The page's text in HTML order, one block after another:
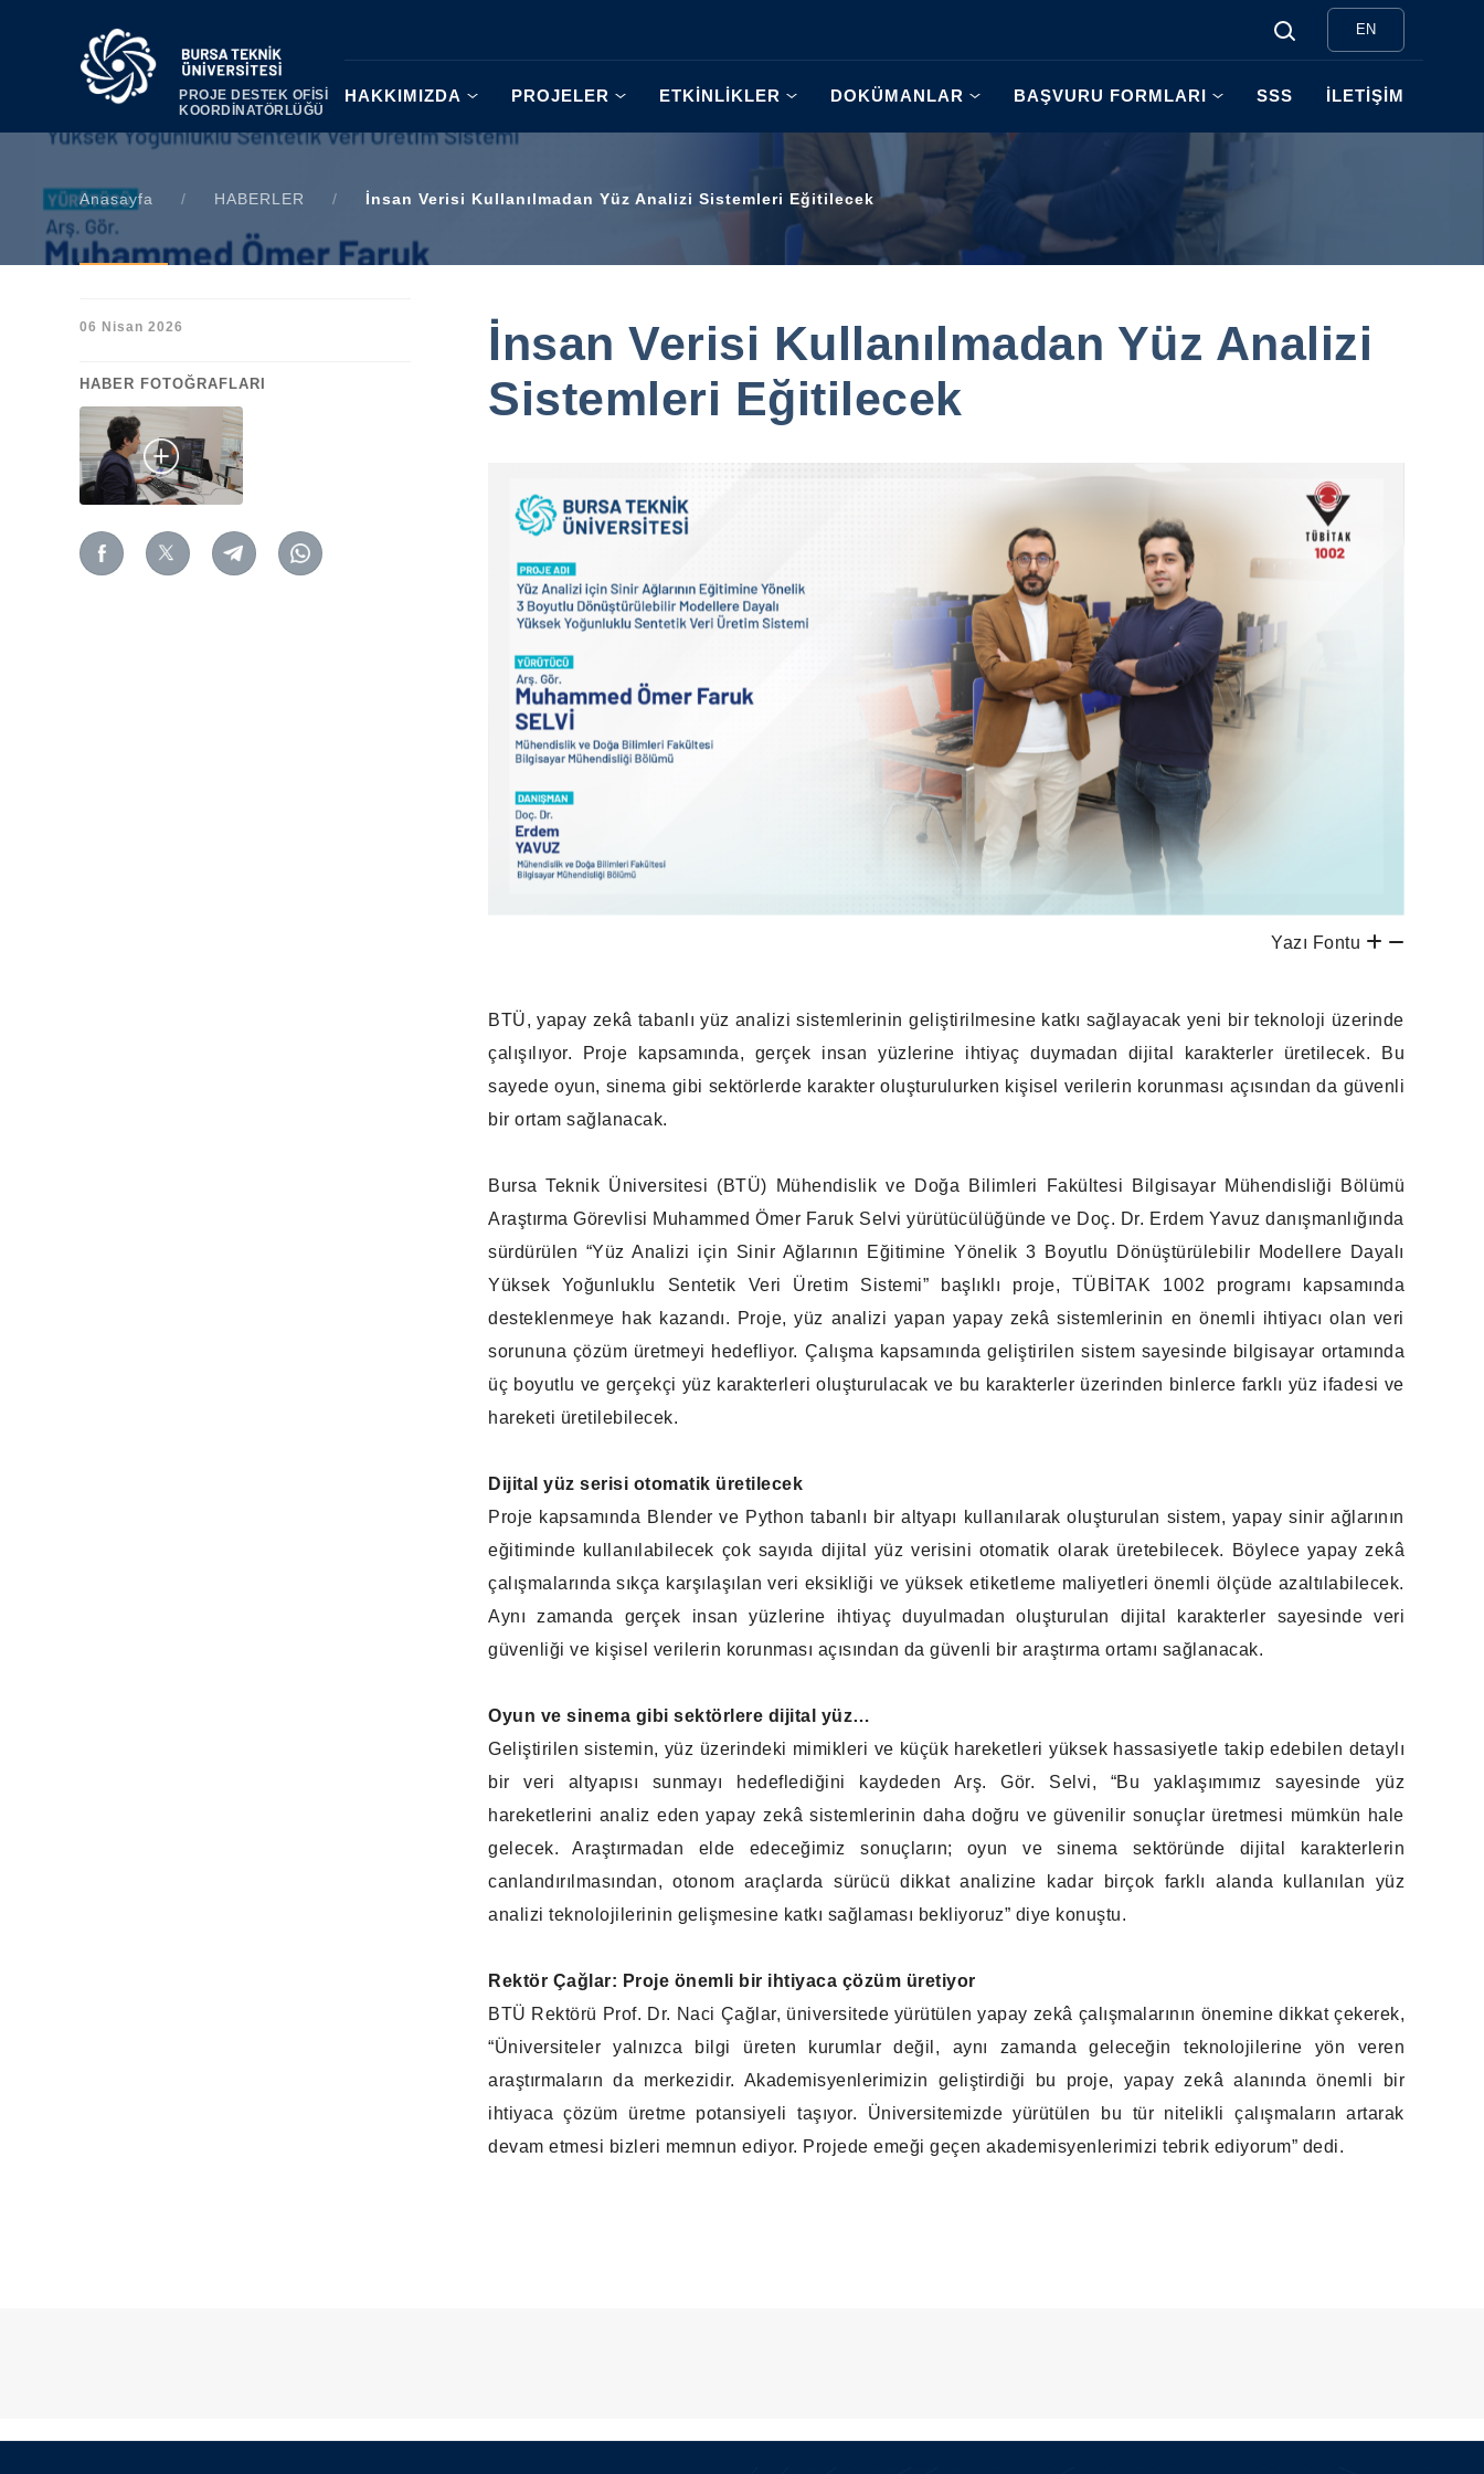
PROJE DESTEK OFİSİ
KOORDİNATÖRLÜĞÜ
EN
| HAKKIMIZDA PROJELER ETKİNLİKLER DOKÜMANLAR BAŞVURU FORMLARI SSS İLETİŞİM
Anasayfa / HABERLER / İnsan Verisi Kullanılmadan Yüz Analizi Sistemleri Eğitilecek
İnsan Verisi Kullanılmadan Yüz Analizi
Sistemleri Eğitilecek
Yazı Fontu
BTÜ, yapay zekâ tabanlı yüz analizi sistemlerinin geliştirilmesine katkı sağlayacak yeni bir teknoloji üzerinde
çalışılıyor. Proje kapsamında, gerçek insan yüzlerine ihtiyaç duymadan dijital karakterler üretilecek. Bu
sayede oyun, sinema gibi sektörlerde karakter oluşturulurken kişisel verilerin korunması açısından da güvenli
bir ortam sağlanacak.
Bursa Teknik Üniversitesi (BTÜ) Mühendislik ve Doğa Bilimleri Fakültesi Bilgisayar Mühendisliği Bölümü
Araştırma Görevlisi Muhammed Ömer Faruk Selvi yürütücülüğünde ve Doç. Dr. Erdem Yavuz danışmanlığında
sürdürülen “Yüz Analizi için Sinir Ağlarının Eğitimine Yönelik 3 Boyutlu Dönüştürülebilir Modellere Dayalı
Yüksek Yoğunluklu Sentetik Veri Üretim Sistemi” başlıklı proje, TÜBİTAK 1002 programı kapsamında
desteklenmeye hak kazandı. Proje, yüz analizi yapan yapay zekâ sistemlerinin en önemli ihtiyacı olan veri
sorununa çözüm üretmeyi hedefliyor. Çalışma kapsamında geliştirilen sistem sayesinde bilgisayar ortamında
üç boyutlu ve gerçekçi yüz karakterleri oluşturulacak ve bu karakterler üzerinden binlerce farklı yüz ifadesi ve
hareketi üretilebilecek.
Dijital yüz serisi otomatik üretilecek
Proje kapsamında Blender ve Python tabanlı bir altyapı kullanılarak oluşturulan sistem, yapay sinir ağlarının
eğitiminde kullanılabilecek çok sayıda dijital yüz verisini otomatik olarak üretebilecek. Böylece yapay zekâ
çalışmalarında sıkça karşılaşılan veri eksikliği ve yüksek etiketleme maliyetleri önemli ölçüde azaltılabilecek.
Aynı zamanda gerçek insan yüzlerine ihtiyaç duyulmadan oluşturulan dijital karakterler sayesinde veri
güvenliği ve kişisel verilerin korunması açısından da güvenli bir araştırma ortamı sağlanacak.
Oyun ve sinema gibi sektörlere dijital yüz…
Geliştirilen sistemin, yüz üzerindeki mimikleri ve küçük hareketleri yüksek hassasiyetle takip edebilen detaylı
bir veri altyapısı sunmayı hedeflediğini kaydeden Arş. Gör. Selvi, “Bu yaklaşımımız sayesinde yüz
hareketlerini analiz eden yapay zekâ sistemlerinin daha doğru ve güvenilir sonuçlar üretmesi mümkün hale
gelecek. Araştırmadan elde edeceğimiz sonuçların; oyun ve sinema sektöründe dijital karakterlerin
canlandırılmasından, otonom araçlarda sürücü dikkat analizine kadar birçok farklı alanda kullanılan yüz
analizi teknolojilerinin gelişmesine katkı sağlaması bekliyoruz” diye konuştu.
Rektör Çağlar: Proje önemli bir ihtiyaca çözüm üretiyor
BTÜ Rektörü Prof. Dr. Naci Çağlar, üniversitede yürütülen yapay zekâ çalışmalarının önemine dikkat çekerek,
“Üniversiteler yalnızca bilgi üreten kurumlar değil, aynı zamanda geleceğin teknolojilerine yön veren
araştırmaların da merkezidir. Akademisyenlerimizin geliştirdiği bu proje, yapay zekâ alanında önemli bir
ihtiyaca çözüm üretme potansiyeli taşıyor. Üniversitemizde yürütülen bu tür nitelikli çalışmaların artarak
devam etmesi bizleri memnun ediyor. Projede emeği geçen akademisyenlerimizi tebrik ediyorum” dedi.
06 Nisan 2026
HABER FOTOĞRAFLARI